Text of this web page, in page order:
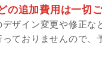
の追加費用は一切
ザイン変更や修正
ておりませんので